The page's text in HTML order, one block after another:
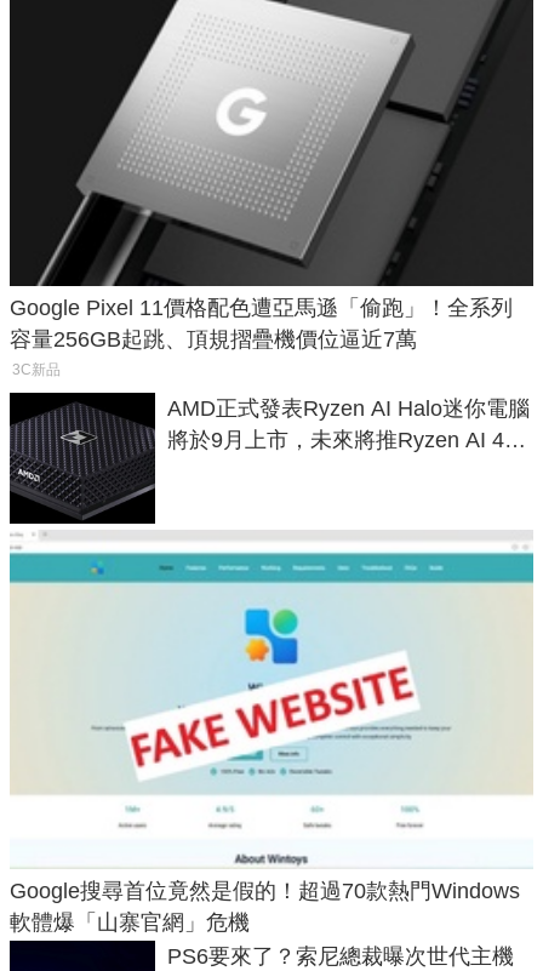
Google Pixel 11價格配色遭亞馬遜「偷跑」！全系列
容量256GB起跳、頂規摺疊機價位逼近7萬
3C新品
AMD正式發表Ryzen AI Halo迷你電腦
將於9月上市，未來將推Ryzen AI 400
Google搜尋首位竟然是假的！超過70款熱門Windows
軟體爆「山寨官網」危機
PS6要來了？索尼總裁曝次世代主機